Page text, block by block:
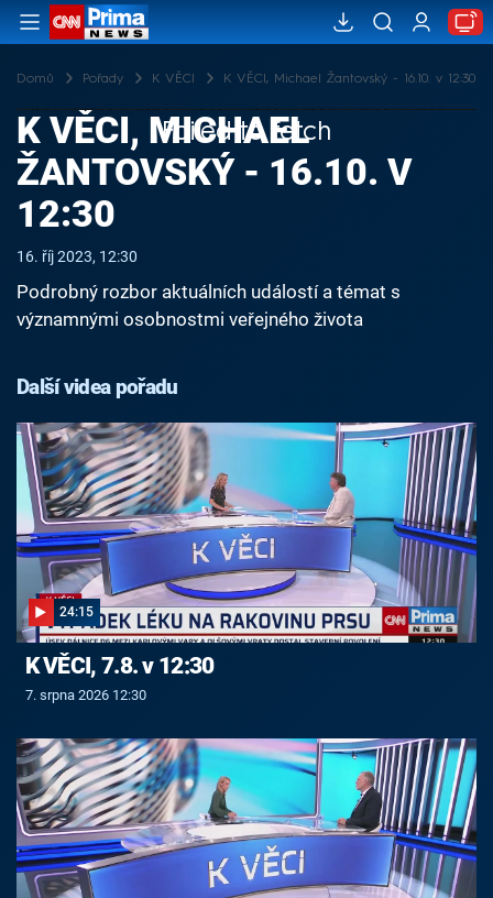
Domů Pořady K VĚCI K VĚCI, Michael Žantovský - 16.10. v 12:30
Failed to fetch
K VĚCI, MICHAEL
ŽANTOVSKÝ - 16.10. V
12:30
16. říj 2023, 12:30
Podrobný rozbor aktuálních událostí a témat s
významnými osobnostmi veřejného života
Další videa pořadu
24:15
K VĚCI, 7.8. v 12:30
7. srpna 2026 12:30